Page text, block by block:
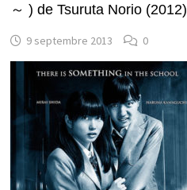
～ ) de Tsuruta Norio (2012)
9 septembre 2013 0